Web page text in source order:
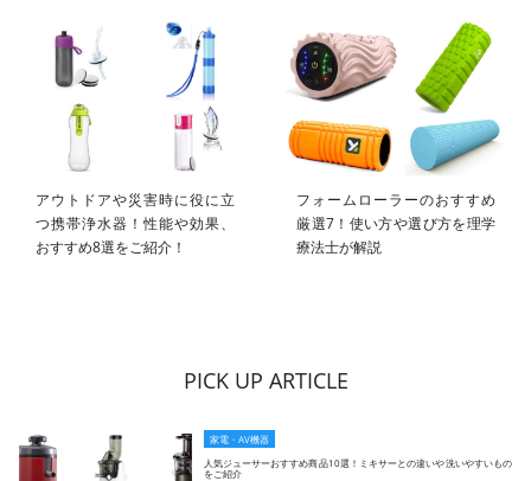
アウトドアや災害時に役に立
つ携帯浄水器！性能や効果、
おすすめ8選をご紹介！
フォームローラーのおすすめ
厳選7！使い方や選び方を理学
療法士が解説
PICK UP ARTICLE
家電・AV機器
人気ジューサーおすすめ商品10選！ミキサーとの違いや洗いやすいもの
をご紹介